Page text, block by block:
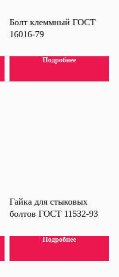
Болт клеммный ГОСТ
16016-79
Подробнее
Гайка для стыковых
болтов ГОСТ 11532-93
Подробнее